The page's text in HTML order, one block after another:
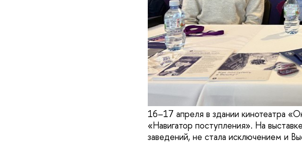
16–17 апреля в здании кинотеатра
«Навигатор поступления». На
заведений, не стала исключением и